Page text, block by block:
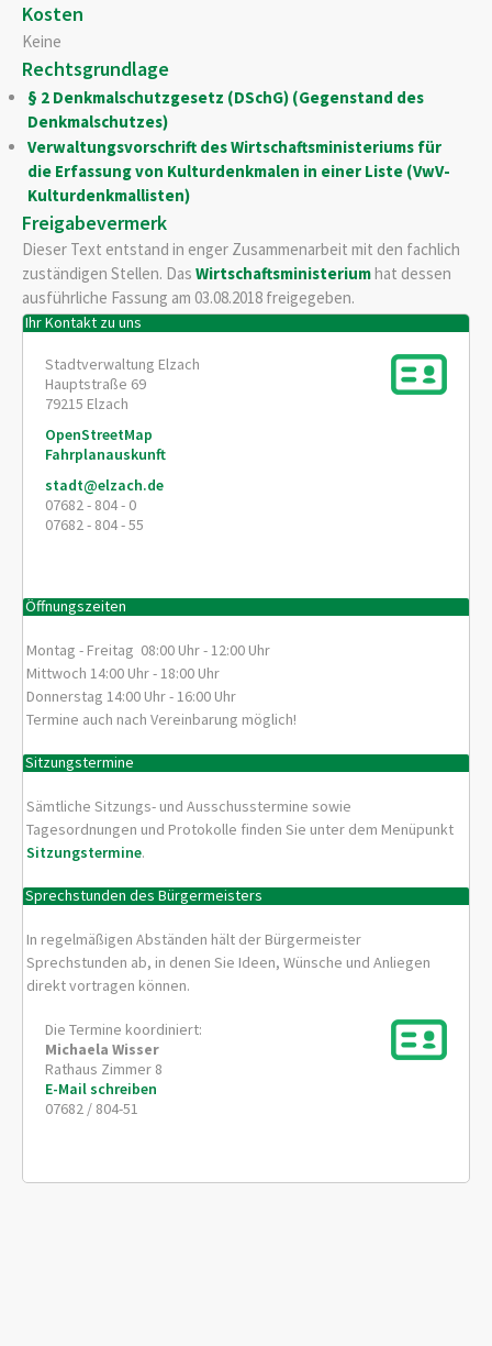
Kosten
Keine
Rechtsgrundlage
§ 2 Denkmalschutzgesetz (DSchG) (Gegenstand des
Denkmalschutzes)
Verwaltungsvorschrift des Wirtschaftsministeriums für
die Erfassung von Kulturdenkmalen in einer Liste (VwV-
Kulturdenkmallisten)
Freigabevermerk
Dieser Text entstand in enger Zusammenarbeit mit den fachlich
zuständigen Stellen. Das Wirtschaftsministeriumhat dessen
ausführliche Fassung am 03.08.2018 freigegeben.
Ihr Kontakt zu uns
Stadtverwaltung Elzach
Hauptstraße 69
79215 Elzach
OpenStreetMap
Fahrplanauskunft
stadt@elzach.de
07682 - 804 - 0
07682 - 804 - 55
Öffnungszeiten
Montag - Freitag 08:00 Uhr - 12:00 Uhr
Mittwoch 14:00 Uhr - 18:00 Uhr
Donnerstag 14:00 Uhr - 16:00 Uhr
Termine auch nach Vereinbarung möglich!
Sitzungstermine
Sämtliche Sitzungs- und Ausschusstermine sowie
Tagesordnungen und Protokolle finden Sie unter dem Menüpunkt
Sitzungstermine.
Sprechstunden des Bürgermeisters
In regelmäßigen Abständen hält der Bürgermeister
Sprechstunden ab, in denen Sie Ideen, Wünsche und Anliegen
direkt vortragen können.
Die Termine koordiniert:
Michaela Wisser
Rathaus Zimmer 8
E-Mail schreiben
07682 / 804-51